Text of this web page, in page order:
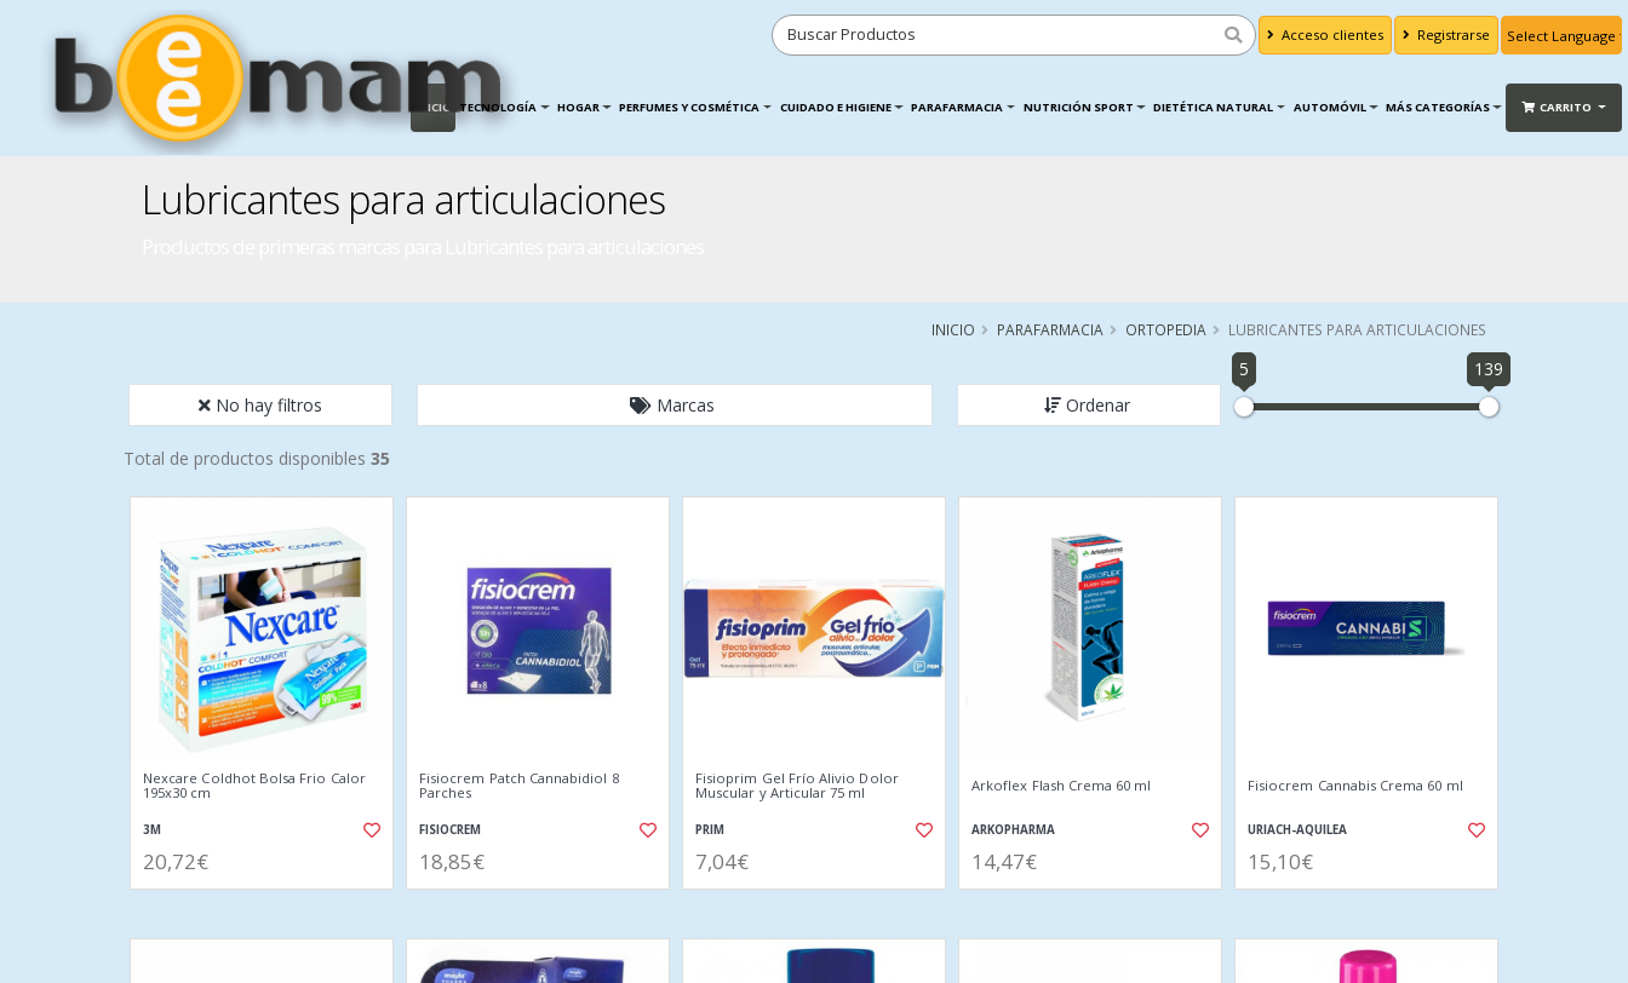
Acceso clientes Registrarse
Translate
INICIO TECNOLOGÍA HOGAR PERFUMES Y COSMÉTICA CUIDADO E HIGIENE PARAFARMACIA NUTRICIÓN SPORT DIETÉTICA NATURAL AUTOMÓVIL MÁS CATEGORÍAS CARRITO
Lubricantes para articulaciones
INICIO PARAFARMACIA ORTOPEDIA LUBRICANTES PARA ARTICULACIONES
No hay filtros Marcas Ordenar
5 139
Total de productos disponibles 35
Nexcare Coldhot Bolsa Frio Calor
195x30 cm
3M
20,72€
Fisiocrem Patch Cannabidiol 8
Parches
FISIOCREM
18,85€
Fisioprim Gel Frío Alivio Dolor
Muscular y Articular 75 ml
PRIM
7,04€
Arkoflex Flash Crema 60 ml
ARKOPHARMA
14,47€
Fisiocrem Cannabis Crema 60 ml
URIACH-AQUILEA
15,10€